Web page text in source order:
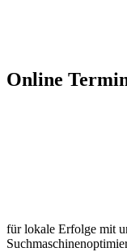
Online
für lokale Erfolge mit